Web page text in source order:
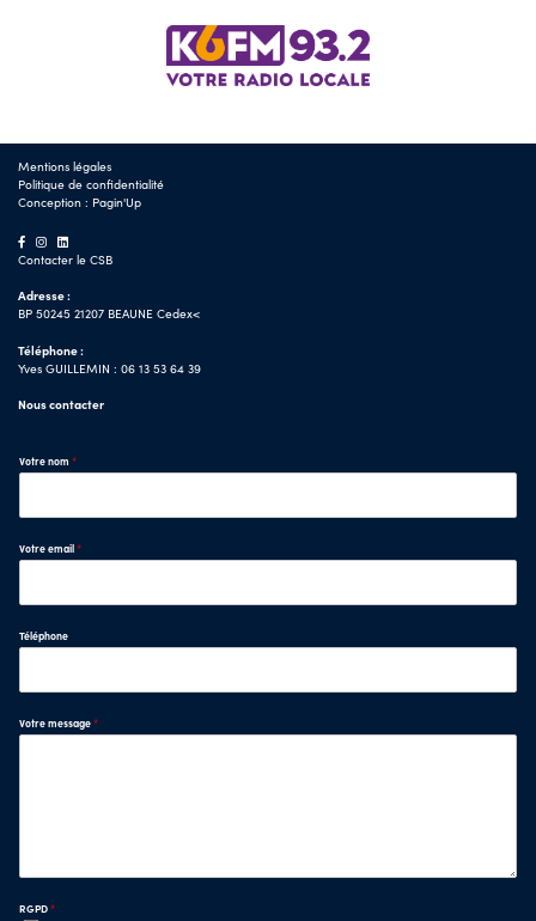
Mentions légales
Politique de confidentialité
Conception : Pagin'Up
Contacter le CSB
Adresse :
BP 50245 21207 BEAUNE Cedex<
Téléphone :
Yves GUILLEMIN : 06 13 53 64 39
Nous contacter
Votre nom *
Votre email*
Téléphone
Votre message*
RGPD*